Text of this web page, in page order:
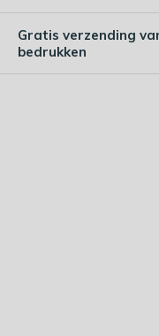
Gratis verzending
bedrukken